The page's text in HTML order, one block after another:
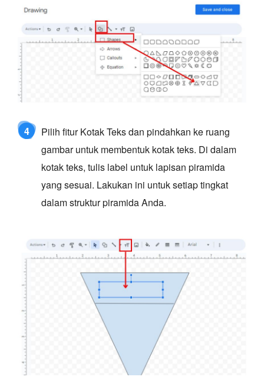
4
Pilih fitur Kotak Teks dan pindahkan ke ruang
gambar untuk membentuk kotak teks. Di dalam
kotak teks, tulis label untuk lapisan piramida
yang sesuai. Lakukan ini untuk setiap tingkat
dalam struktur piramida Anda.